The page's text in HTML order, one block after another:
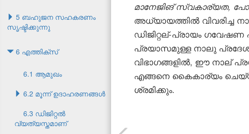
5 ബഹുജന സഹകരണം
സൃഷ്ടിക്കുന്നു
6 എത്തിക്സ്
6.1 ആമുഖം
6.2 മൂന്ന് ഉദാഹരണങ്ങൾ
6.3 ഡിജിറ്റൽ
വ്യത്യസ്തമാണ്
മാനേജിങ് സ്വകാര്യത,
അധ്യായത്തിൽ വിവരിച്ച
ഡിജിറ്റല്-പ്രായം
പ്രയാസമുള്ള നാലു
വിഭാഗങ്ങളിൽ, ഈ നാല്
എങ്ങനെ കൈകാര്യം
ശ്രമിക്കും.